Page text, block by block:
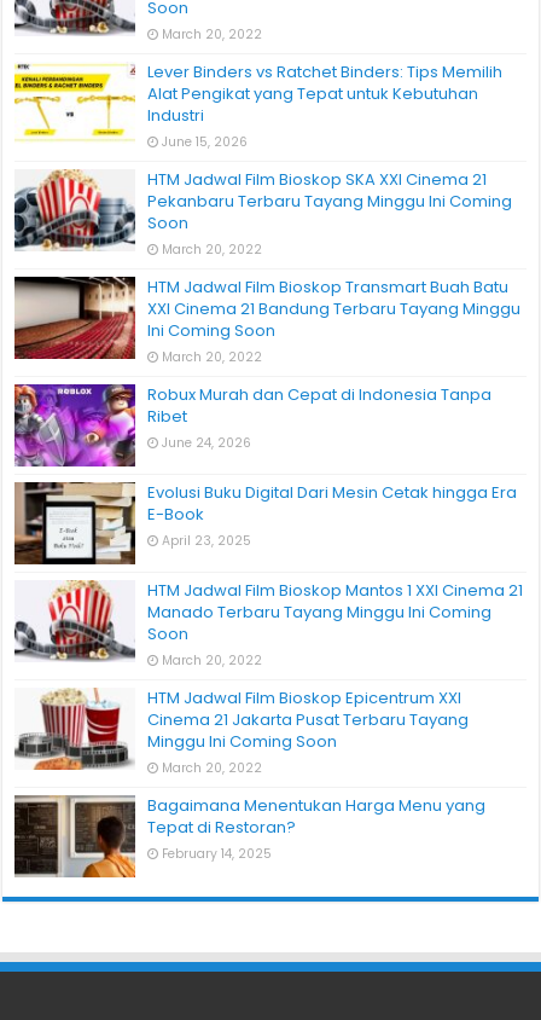
Soon
March 20, 2022
Lever Binders vs Ratchet Binders: Tips Memilih
Alat Pengikat yang Tepat untuk Kebutuhan
Industri
June 15, 2026
HTM Jadwal Film Bioskop SKA XXI Cinema 21
Pekanbaru Terbaru Tayang Minggu Ini Coming
Soon
March 20, 2022
HTM Jadwal Film Bioskop Transmart Buah Batu
XXI Cinema 21 Bandung Terbaru Tayang Minggu
Ini Coming Soon
March 20, 2022
Robux Murah dan Cepat di Indonesia Tanpa
Ribet
June 24, 2026
Evolusi Buku Digital Dari Mesin Cetak hingga Era
E-Book
April 23, 2025
HTM Jadwal Film Bioskop Mantos 1 XXI Cinema 21
Manado Terbaru Tayang Minggu Ini Coming
Soon
March 20, 2022
HTM Jadwal Film Bioskop Epicentrum XXI
Cinema 21 Jakarta Pusat Terbaru Tayang
Minggu Ini Coming Soon
March 20, 2022
Bagaimana Menentukan Harga Menu yang
Tepat di Restoran?
February 14, 2025